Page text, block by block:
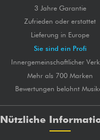
3 Jahre Garantie
Zufrieden oder erstattet
Lieferung in Europe
Sie sind ein Profi
Innergemeinschaftlicher
Mehr als 700 Marken
Bewertungen belohnt
Nützliche